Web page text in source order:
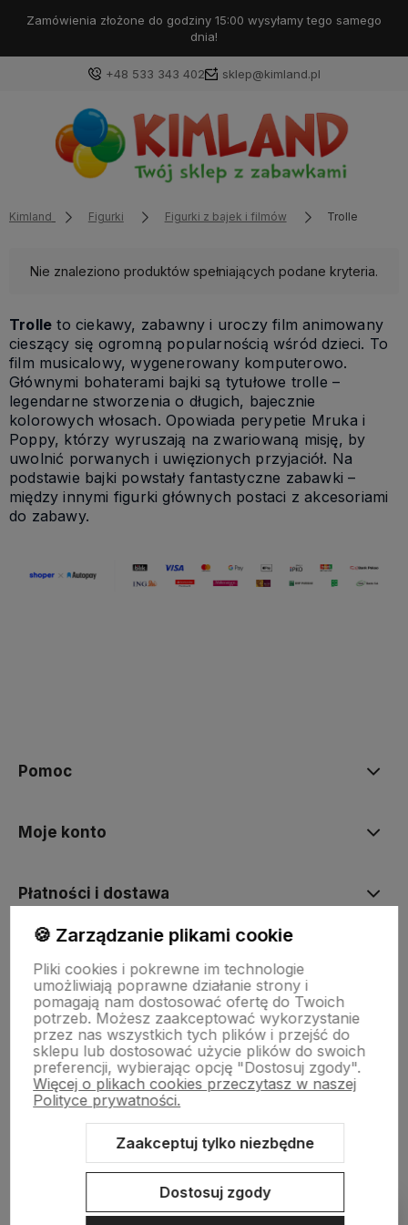
Zamówienia złożone do godziny 15:00 wysyłamy tego samego
dnia!
+48 533 343 402 sklep@kimland.pl
Kimland Figurki Figurki z bajek i filmów Trolle
Nie znaleziono produktów spełniających podane kryteria.
Trolle to ciekawy, zabawny i uroczy film animowany
cieszący się ogromną popularnością wśród dzieci. To
film musicalowy, wygenerowany komputerowo.
Głównymi bohaterami bajki są tytułowe trolle –
legendarne stworzenia o długich, bajecznie
kolorowych włosach. Opowiada perypetie Mruka i
Poppy, którzy wyruszają na zwariowaną misję, by
uwolnić porwanych i uwięzionych przyjaciół. Na
podstawie bajki powstały fantastyczne zabawki –
między innymi figurki głównych postaci z akcesoriami
do zabawy.
Pomoc
Moje konto
Płatności i dostawa
O nas
Sklep internetowy Shoper.pl Szablon Shoper Modern 3.0™
🍪 Zarządzanie plikami cookie
Pliki cookies i pokrewne im technologie
umożliwiają poprawne działanie strony i
pomagają nam dostosować ofertę do Twoich
potrzeb. Możesz zaakceptować wykorzystanie
przez nas wszystkich tych plików i przejść do
sklepu lub dostosować użycie plików do swoich
preferencji, wybierając opcję "Dostosuj zgody".
Więcej o plikach cookies przeczytasz w naszej
Polityce prywatności.
Zaakceptuj tylko niezbędne
Dostosuj zgody